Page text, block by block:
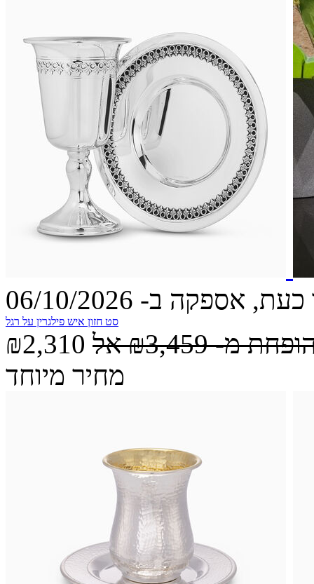
אספקה ב- 06/10/2026
סט חזון איש פילגרין על רגל
₪2,310 מ-₪3,459 אל
מחיר מיוחד